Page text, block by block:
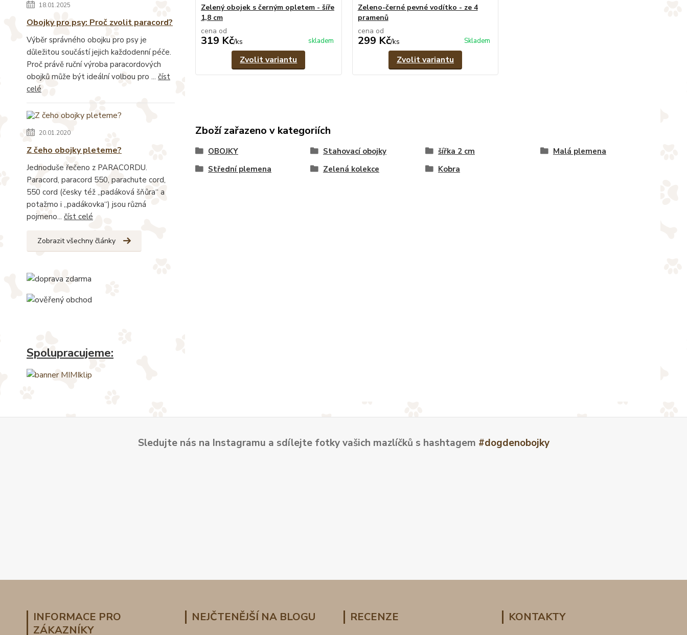
18.01.2025
Obojky pro psy: Proč zvolit paracord?
Výběr správného obojku pro psy je
důležitou součástí jejich každodenní péče.
Proč právě ruční výroba paracordových
obojků může být ideální volbou pro ... číst
celé
20.01.2020
Z čeho obojky pleteme?
Jednoduše řečeno z PARACORDU.
Paracord, paracord 550, parachute cord,
550 cord (česky též „padáková šňůra“ a
potažmo i „padákovka“) jsou různá
pojmeno... číst celé
Zobrazit všechny články
Spolupracujeme:
Zelený obojek s černým opletem - šíře
1,8 cm
cena od
319 Kč/ks skladem
Zvolit variantu
Zeleno-černé pevné vodítko - ze 4
pramenů
cena od
299 Kč/ks Skladem
Zvolit variantu
Zboží zařazeno v kategoriích
OBOJKY Stahovací obojky šířka 2 cm
Malá plemena
Střední plemena
Zelená kolekce Kobra
Sledujte nás na Instagramu a sdílejte fotky vašich mazlíčků s hashtagem #dogdenobojky
INFORMACE PRO
ZÁKAZNÍKY
NEJČTENĚJŠÍ NA BLOGU RECENZE KONTAKTY